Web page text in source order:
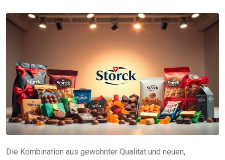
Die Kombination aus gewohnter Qualität und neuen,